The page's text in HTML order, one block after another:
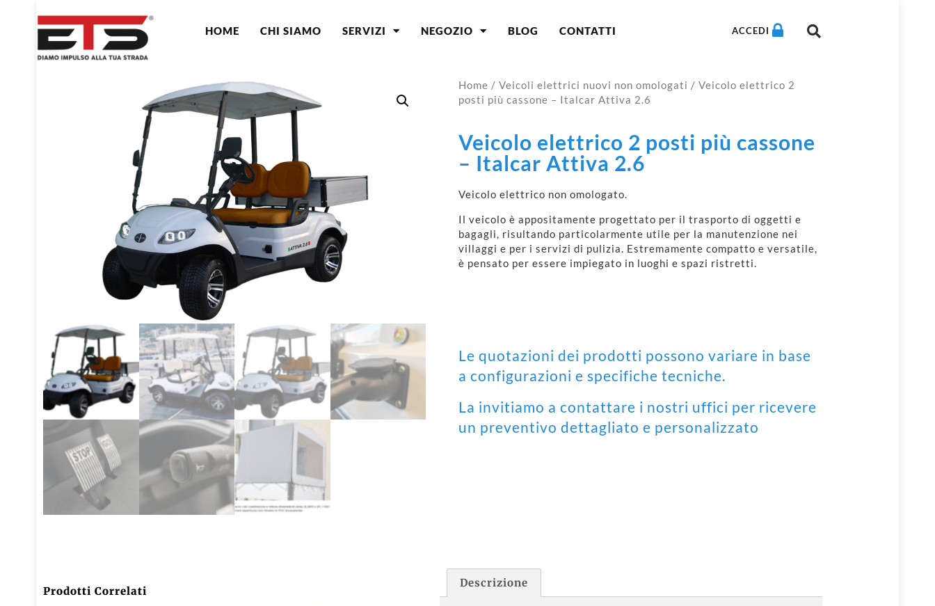
HOME CHI SIAMO SERVIZI NEGOZIO BLOG CONTATTI ACCEDI
Home / Veicoli elettrici nuovi non omologati / Veicolo elettrico 2
posti più cassone – Italcar Attiva 2.6
Veicolo elettrico 2 posti più cassone
– Italcar Attiva 2.6
Veicolo elettrico non omologato.
Il veicolo è appositamente progettato per il trasporto di oggetti e
bagagli, risultando particolarmente utile per la manutenzione nei
villaggi e per i servizi di pulizia. Estremamente compatto e versatile,
è pensato per essere impiegato in luoghi e spazi ristretti.
Le quotazioni dei prodotti possono variare in base
a configurazioni e specifiche tecniche.
La invitiamo a contattare i nostri uffici per ricevere
un preventivo dettagliato e personalizzato
Prodotti Correlati
Descrizione